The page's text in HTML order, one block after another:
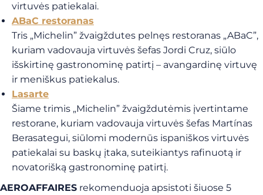
virtuvės patiekalai.
ABaC restoranas
Tris „Michelin” žvaigždutes pelnęs restoranas „ABaC”,
kuriam vadovauja virtuvės šefas Jordi Cruz, siūlo
išskirtinę gastronominę patirtį – avangardinę virtuvę
ir meniškus patiekalus.
Lasarte
Šiame trimis „Michelin” žvaigždutėmis įvertintame
restorane, kuriam vadovauja virtuvės šefas Martínas
Berasategui, siūlomi modernūs ispaniškos virtuvės
patiekalai su baskų įtaka, suteikiantys rafinuotą ir
novatorišką gastronominę patirtį.
AEROAFFAIRES rekomenduoja apsistoti šiuose 5